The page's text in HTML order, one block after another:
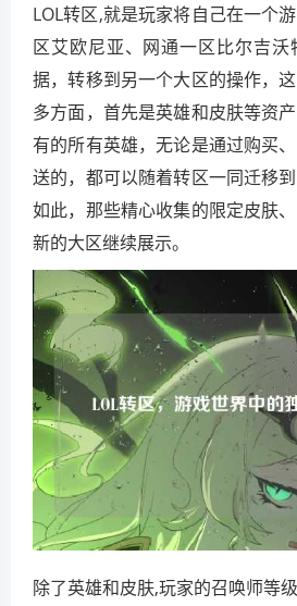
LOL转区,就是玩家将自己在一个
区艾欧尼亚、网通一区比尔吉
据，转移到另一个大区的操作，
多方面，首先是英雄和皮肤等资
有的所有英雄，无论是通过购买
送的，都可以随着转区一同迁移
如此，那些精心收集的限定皮肤
新的大区继续展示。
除了英雄和皮肤,玩家的召唤师等